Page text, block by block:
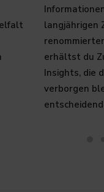
langjährigen
erhältst du
Insights, die
verborgen